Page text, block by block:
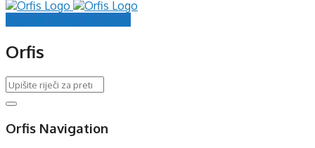
Orfis
Orfis Navigation